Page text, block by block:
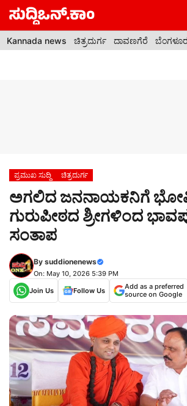
Skip
content
Kannada news ಚಿತ್ರದುರ್ಗ ದಾವಣಗೆರೆ
ಪ್ರಮುಖ ಸುದ್ದಿ ಚಿತ್ರದುರ್ಗ
ಅಗಲಿದ ಜನನಾಯಕನಿಗೆ
ಗುರುಪೀಠದ ಶ್ರೀಗಳಿಂದ
ಸಂತಾಪ
By suddionenews
On: May 10, 2026 5:39 PM
Join Us
Follow Us
Add as a preferred
source on Google